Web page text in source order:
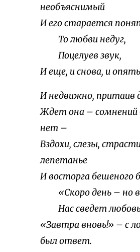
необъяснимый
И его старается
То любви недуг,
Поцелуев звук,
И еще, и снова, и
И недвижно, притаив
Ждет она – сомнений
нет –
Вздохи, слезы,
лепетанье
И восторга бешеного
«Скоро день – но
Нас сведет
«Завтра вновь!» – с
был ответ.